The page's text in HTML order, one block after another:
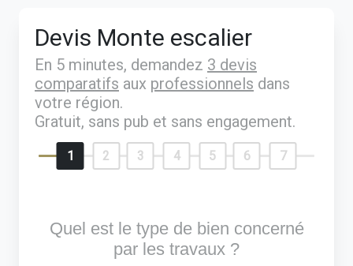
Devis Monte escalier
En 5 minutes, demandez 3 devis
comparatifs aux professionnels dans
votre région.
Gratuit, sans pub et sans engagement.
1 2 3 4 5 6 7
Quel est le type de bien concerné
par les travaux ?